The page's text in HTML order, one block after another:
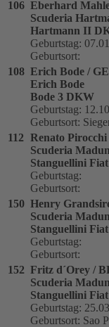
106 Eberhard
Scuderia
Hartmann II
Geburtstag:
Geburtsort:
108 Erich Bode /
Erich Bode
Bode 3 DKW
Geburtstag:
Geburtsort:
112 Renato
Scuderia
Stanguellini Fiat
Geburtstag:
Geburtsort:
150 Henry
Scuderia
Stanguellini Fiat
Geburtstag:
Geburtsort:
152 Fritz d´Orey /
Scuderia
Stanguellini Fiat
Geburtstag:
Geburtsort: Sao